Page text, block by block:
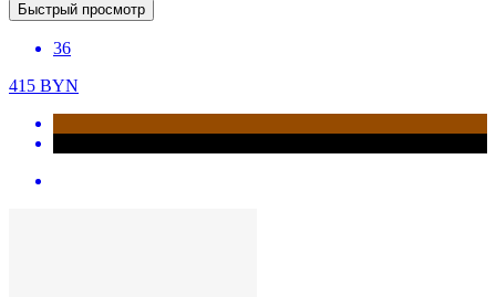
Быстрый просмотр
36
415 BYN